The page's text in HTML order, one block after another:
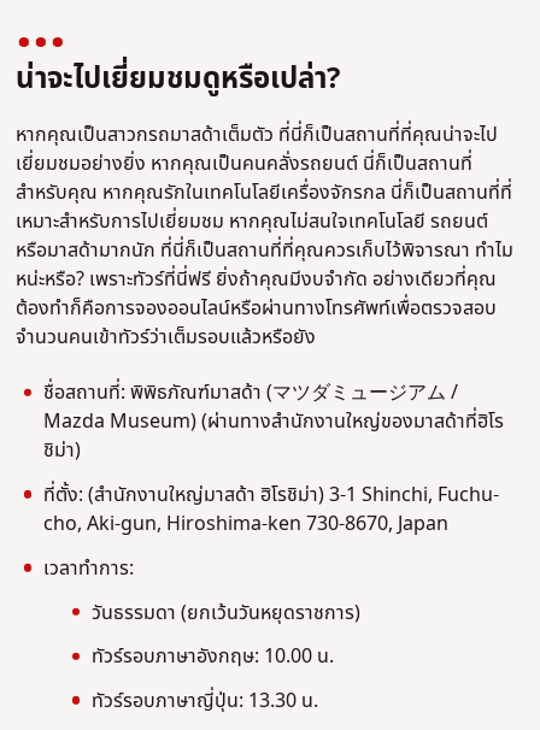
น่าจะไปเยี่ยมชมดูหรือเปล่า?
หากคุณเป็นสาวกรถมาสด้าเต็มตัว ที่นี่ก็เป็นสถานที่ที่คุณน่าจะไป
เยี่ยมชมอย่างยิ่ง หากคุณเป็นคนคลั่งรถยนต์ นี่ก็เป็นสถานที่
สำหรับคุณ หากคุณรักในเทคโนโลยีเครื่องจักรกล นี่ก็เป็นสถานที่ที่
เหมาะสำหรับการไปเยี่ยมชม หากคุณไม่สนใจเทคโนโลยี รถยนต์
หรือมาสด้ามากนัก ที่นี่ก็เป็นสถานที่ที่คุณควรเก็บไว้พิจารณา ทำไม
หน่ะหรือ? เพราะทัวร์ที่นี่ฟรี ยิ่งถ้าคุณมีงบจำกัด อย่างเดียวที่คุณ
ต้องทำก็คือการจองออนไลน์หรือผ่านทางโทรศัพท์เพื่อตรวจสอบ
จำนวนคนเข้าทัวร์ว่าเต็มรอบแล้วหรือยัง
ชื่อสถานที่: พิพิธภัณฑ์มาสด้า (マツダミュージアム /
Mazda Museum) (ผ่านทางสำนักงานใหญ่ของมาสด้าที่ฮิโร
ชิม่า)
ที่ตั้ง: (สำนักงานใหญ่มาสด้า ฮิโรชิม่า) 3-1 Shinchi, Fuchu-
cho, Aki-gun, Hiroshima-ken 730-8670, Japan
เวลาทำการ:
วันธรรมดา (ยกเว้นวันหยุดราชการ)
ทัวร์รอบภาษาอังกฤษ: 10.00 น.
ทัวร์รอบภาษาญี่ปุ่น: 13.30 น.